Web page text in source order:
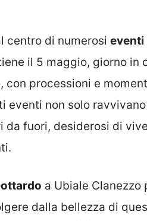
centro di numerosi eventi
il 5 maggio, giorno in
con processioni e
eventi non solo
fuori, desiderosi di
a Ubiale Clanezzo
dalla bellezza di